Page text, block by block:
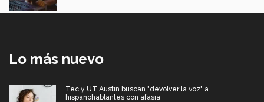
Lo más nuevo
Tec y UT Austin buscan "devolver la voz" a
hispanohablantes con afasia